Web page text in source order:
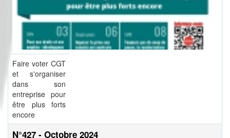
Faire voter CGT
et s'organiser
dans son
entreprise pour
être plus forts
encore
N°427 - Octobre 2024